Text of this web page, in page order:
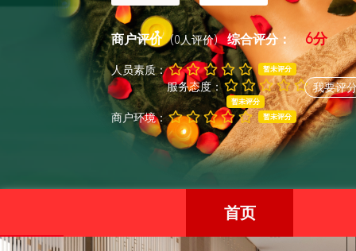
商户评价 (0人评价)综合评分： 6分
人员素质： 暂未评分
服务态度：
暂未评分
商户环境： 暂未评分
我要评
首页